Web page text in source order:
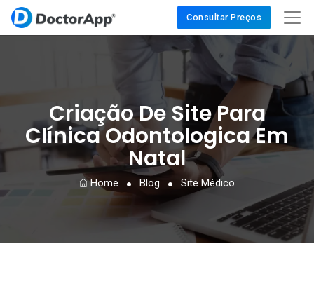
Consultar Preços
Criação De Site Para
Clínica Odontologica Em
Natal
Home Blog Site Médico